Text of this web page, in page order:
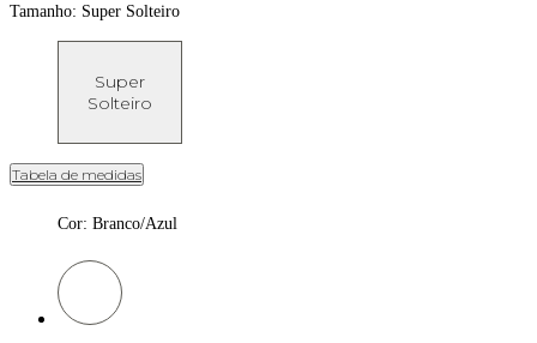
Tamanho: Super Solteiro
Super
Solteiro
Tabela de medidas
Cor: Branco/Azul
Cor: Branco/Azul